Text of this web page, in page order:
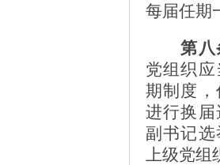
每届任期
第八
党组织
期制度，
进行换届
副书记选
上级党组